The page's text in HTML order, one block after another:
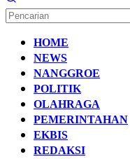
HOME
NEWS
NANGGROE
POLITIK
OLAHRAGA
PEMERINTAHAN
EKBIS
REDAKSI